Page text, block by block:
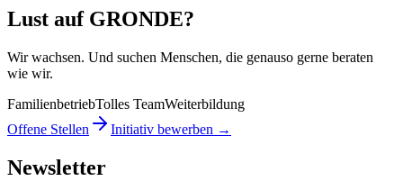
Lust auf GRONDE?
Wir wachsen. Und suchen Menschen, die genauso gerne beraten
wie wir.
FamilienbetriebTolles TeamWeiterbildung
Offene Stellen
Initiativ bewerben →
Newsletter